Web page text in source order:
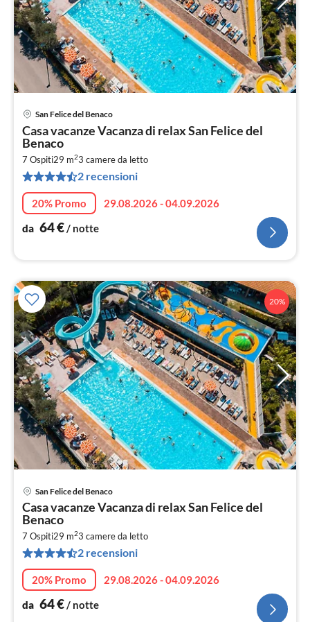
San Felice del Benaco
Casa vacanze Vacanza di relax San Felice del
Benaco
7 Ospiti29 m23 camere da letto
2 recensioni
20% Promo
29.08.2026 - 04.09.2026
da 64€/ notte
20%
San Felice del Benaco
Casa vacanze Vacanza di relax San Felice del
Benaco
7 Ospiti29 m23 camere da letto
2 recensioni
20% Promo
29.08.2026 - 04.09.2026
da 64€/ notte